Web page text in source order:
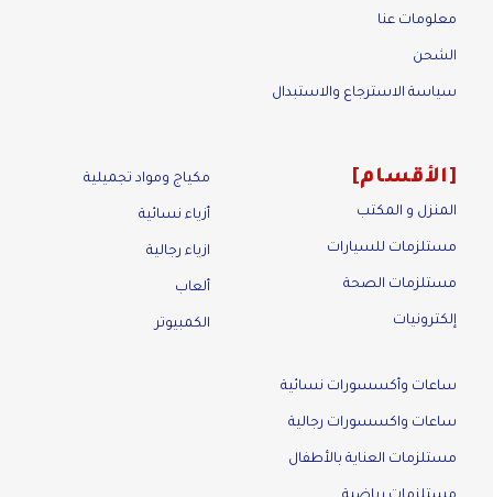
معلومات عنا
الشحن
سياسة الاسترجاع والاستبدال
الأقسام
المنزل و المكتب
مستلزمات للسيارات
مستلزمات الصحة
إلكترونيات
مكياج ومواد تجميلية
أزياء نسائية
ازياء رجالية
ألعاب
الكمبيوتر
ساعات وأكسسورات نسائية
ساعات واكسسورات رجالية
مستلزمات العناية بالأطفال